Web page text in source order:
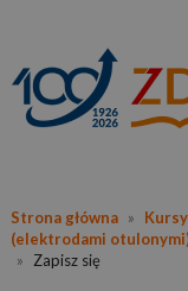
Strona główna » Kursy
(elektrodami
»
Zapisz się